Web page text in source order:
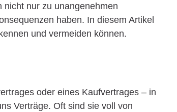
nicht nur zu unangenehmen
haben. In diesem Artikel
und vermeiden können.
oder eines Kaufvertrages – in
Verträge. Oft sind sie voll von